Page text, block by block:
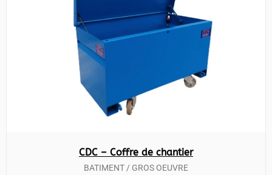
CDC – Coffre de chantier
BATIMENT / GROS OEUVRE